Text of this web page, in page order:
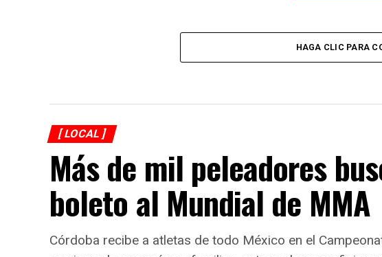
HAGA CLIC PARA
[ LOCAL ]
Más de mil peleadores
boleto al Mundial de MMA
Córdoba recibe a atletas de todo México en el